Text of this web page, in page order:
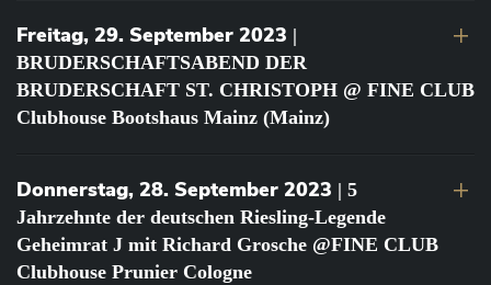
Freitag, 29. September 2023 |
BRUDERSCHAFTSABEND DER
BRUDERSCHAFT ST. CHRISTOPH @ FINE CLUB
Clubhouse Bootshaus Mainz (Mainz)
Donnerstag, 28. September 2023 | 5
Jahrzehnte der deutschen Riesling-Legende
Geheimrat J mit Richard Grosche @FINE CLUB
Clubhouse Prunier Cologne